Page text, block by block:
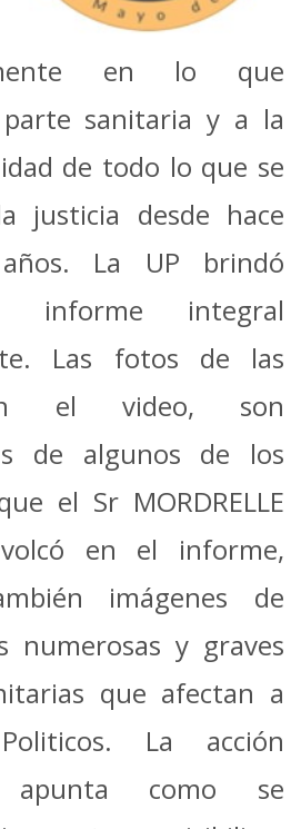
en lo que
sanitaria y a la
de todo lo que se
justicia desde hace
La UP brindó
informe integral
Las fotos de las
el video, son
de algunos de los
el Sr MORDRELLE
en el informe,
imágenes de
numerosas y graves
que afectan a
La acción
apunta como se